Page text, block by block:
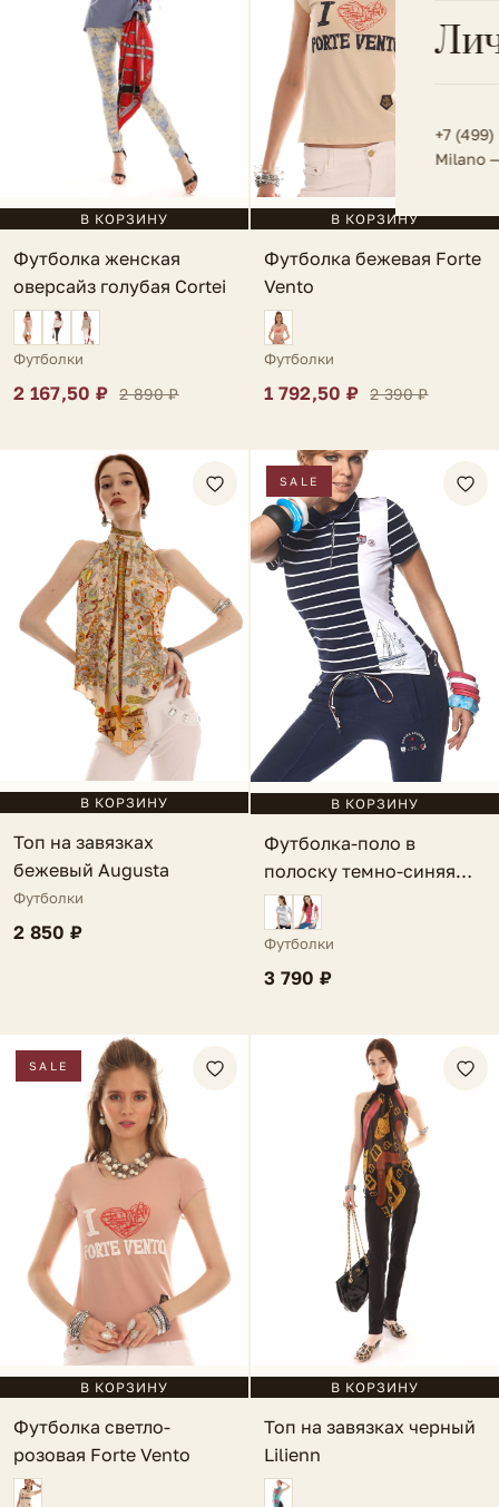
Весь
+7
Milano
В КОРЗИНУ
Футболка женская
оверсайз голубая Cortei
Футболки
2 167,50 ₽ 2 890 ₽
В КОРЗИНУ
Футболка бежевая Forte
Vento
Футболки
1 792,50 ₽ 2 390 ₽
В КОРЗИНУ
Топ на завязках
бежевый Augusta
Футболки
2 850 ₽
SALE
В КОРЗИНУ
Футболка-поло в
полоску темно-синяя
Riva
Футболки
3 790 ₽
SALE
В КОРЗИНУ
Футболка светло-
розовая Forte Vento
В КОРЗИНУ
Топ на завязках черный
Lilienn